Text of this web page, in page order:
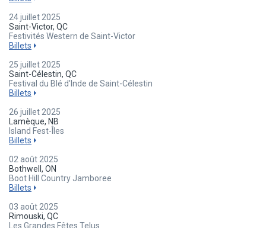
24 juillet 2025
Saint-Victor, QC
Festivités Western de Saint-Victor
Billets
25 juillet 2025
Saint-Célestin, QC
Festival du Blé d'Inde de Saint-Célestin
Billets
26 juillet 2025
Lamèque, NB
Island Fest-Îles
Billets
02 août 2025
Bothwell, ON
Boot Hill Country Jamboree
Billets
03 août 2025
Rimouski, QC
Les Grandes Fêtes Telus